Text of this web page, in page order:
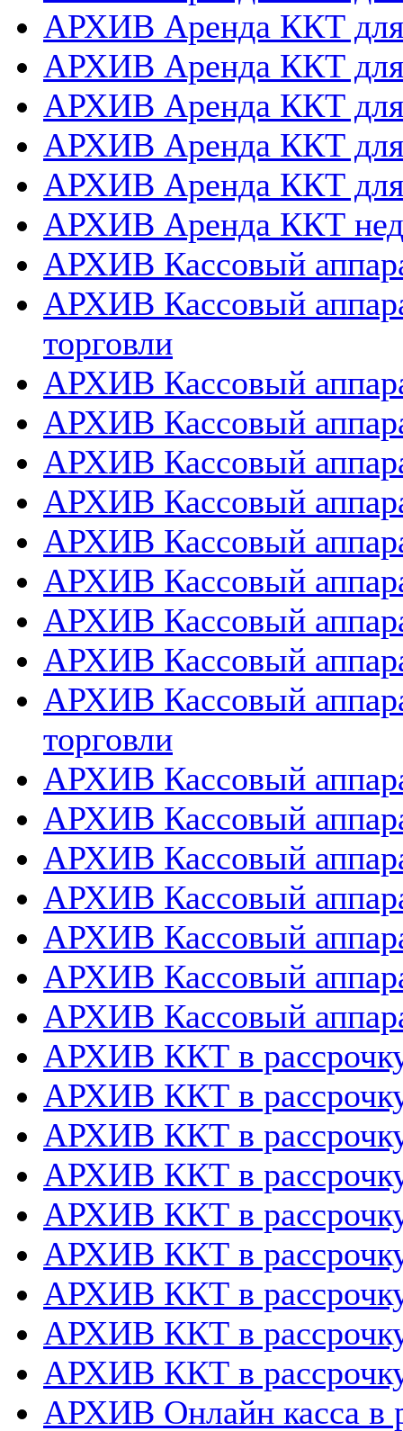
АРХИВ Аренда ККТ
АРХИВ Аренда ККТ для
АРХИВ Аренда ККТ
АРХИВ Аренда ККТ для
АРХИВ Аренда ККТ
АРХИВ Аренда ККТ
АРХИВ Кассовый
АРХИВ Кассовый
торговли
АРХИВ Кассовый
АРХИВ Кассовый
АРХИВ Кассовый
АРХИВ Кассовый
АРХИВ Кассовый
АРХИВ Кассовый
АРХИВ Кассовый
АРХИВ Кассовый
АРХИВ Кассовый
торговли
АРХИВ Кассовый
АРХИВ Кассовый
АРХИВ Кассовый
АРХИВ Кассовый
АРХИВ Кассовый
АРХИВ Кассовый
АРХИВ Кассовый
АРХИВ ККТ в
АРХИВ ККТ в
АРХИВ ККТ в
АРХИВ ККТ в
АРХИВ ККТ в
АРХИВ ККТ в
АРХИВ ККТ в
АРХИВ ККТ в
АРХИВ ККТ в
АРХИВ Онлайн касса в